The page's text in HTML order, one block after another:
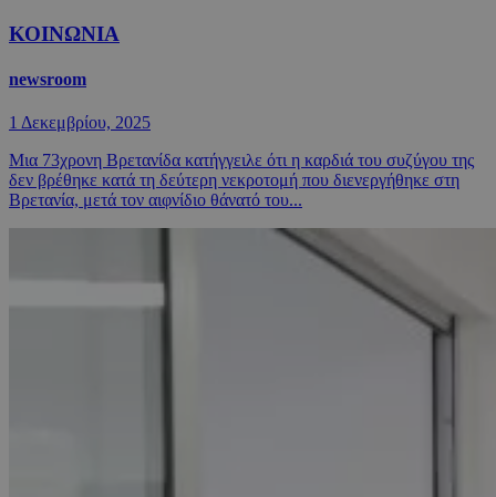
ΚΟΙΝΩΝΙΑ
newsroom
1 Δεκεμβρίου, 2025
Μια 73χρονη Βρετανίδα κατήγγειλε ότι η καρδιά του συζύγου της
δεν βρέθηκε κατά τη δεύτερη νεκροτομή που διενεργήθηκε στη
Βρετανία, μετά τον αιφνίδιο θάνατό του...